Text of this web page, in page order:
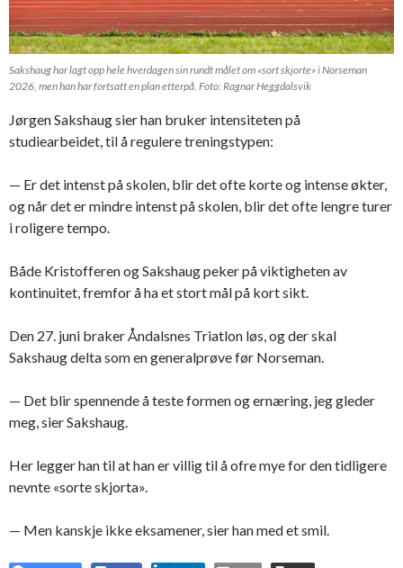
Sakshaug har lagt opp hele hverdagen sin rundt målet om «sort skjorte» i Norseman
2026, men han har fortsatt en plan etterpå. Foto: Ragnar Heggdalsvik
Jørgen Sakshaug sier han bruker intensiteten på
studiearbeidet, til å regulere treningstypen:
— Er det intenst på skolen, blir det ofte korte og intense økter,
og når det er mindre intenst på skolen, blir det ofte lengre turer
i roligere tempo.
Både Kristofferen og Sakshaug peker på viktigheten av
kontinuitet, fremfor å ha et stort mål på kort sikt.
Den 27. juni braker Åndalsnes Triatlon løs, og der skal
Sakshaug delta som en generalprøve før Norseman.
— Det blir spennende å teste formen og ernæring, jeg gleder
meg, sier Sakshaug.
Her legger han til at han er villig til å ofre mye for den tidligere
nevnte «sorte skjorta».
— Men kanskje ikke eksamener, sier han med et smil.